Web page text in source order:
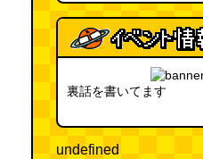
裏話を書いてます
undefined